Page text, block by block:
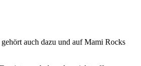
auch dazu und auf Mami Rocks